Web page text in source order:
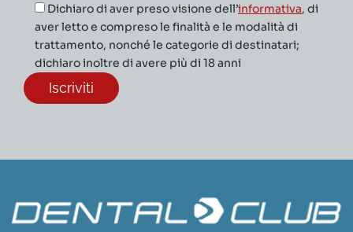
Dichiaro di aver preso visione dell’informativa, di
aver letto e compreso le finalità e le modalità di
trattamento, nonché le categorie di destinatari;
dichiaro inoltre di avere più di 18 anni